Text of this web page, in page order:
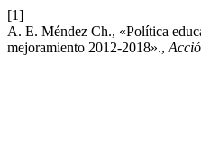
[1]
A. E. Méndez Ch., «Política
mejoramiento 2012-2018».,